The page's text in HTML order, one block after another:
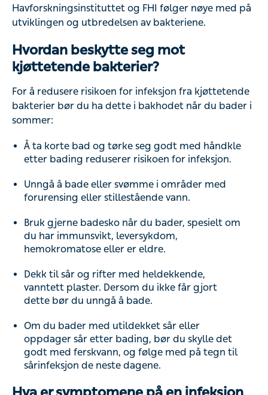
Havforskningsinstituttet og FHI følger nøye med på
utviklingen og utbredelsen av bakteriene.
Hvordan beskytte seg mot
kjøttetende bakterier?
For å redusere risikoen for infeksjon fra kjøttetende
bakterier bør du ha dette i bakhodet når du bader i
sommer:
Å ta korte bad og tørke seg godt med håndkle
etter bading reduserer risikoen for infeksjon.
Unngå å bade eller svømme i områder med
forurensing eller stillestående vann.
Bruk gjerne badesko når du bader, spesielt om
du har immunsvikt, leversykdom,
hemokromatose eller er eldre.
Dekk til sår og rifter med heldekkende,
vanntett plaster. Dersom du ikke får gjort
dette bør du unngå å bade.
Om du bader med utildekket sår eller
oppdager sår etter bading, bør du skylle det
godt med ferskvann, og følge med på tegn til
sårinfeksjon de neste dagene.